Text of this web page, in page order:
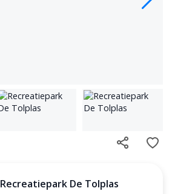
Recreatiepark De Tolplas